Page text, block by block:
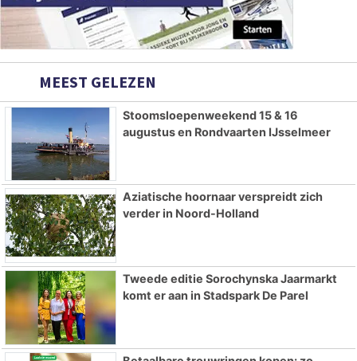
MEEST GELEZEN
Stoomsloepenweekend 15 & 16
augustus en Rondvaarten IJsselmeer
Aziatische hoornaar verspreidt zich
verder in Noord-Holland
Tweede editie Sorochynska Jaarmarkt
komt er aan in Stadspark De Parel